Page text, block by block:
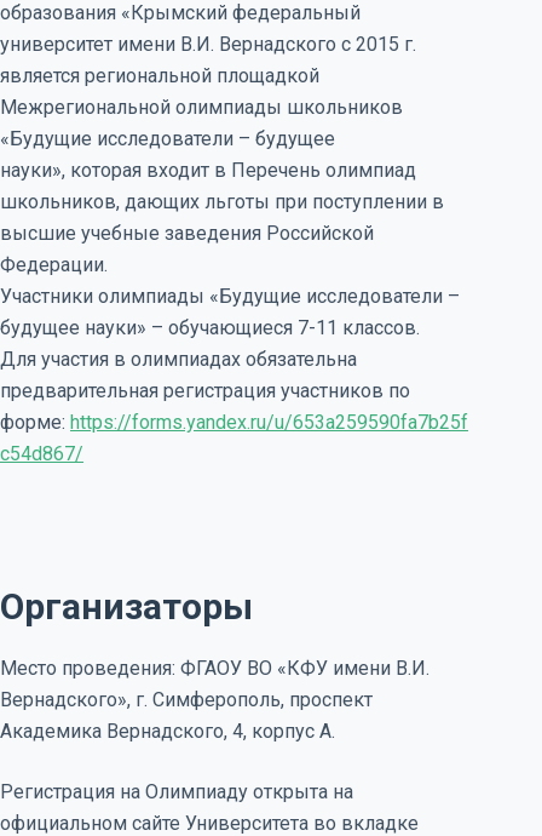
образования «Крымский федеральный
университет имени В.И. Вернадского с 2015 г.
является региональной площадкой
Межрегиональной олимпиады школьников
«Будущие исследователи – будущее
науки», которая входит в Перечень олимпиад
школьников, дающих льготы при поступлении в
высшие учебные заведения Российской
Федерации.
Участники олимпиады «Будущие исследователи –
будущее науки» – обучающиеся 7-11 классов.
Для участия в олимпиадах обязательна
предварительная регистрация участников по
форме: https://forms.yandex.ru/u/653a259590fa7b25f
c54d867/
Организаторы
Место проведения: ФГАОУ ВО «КФУ имени В.И.
Вернадского», г. Симферополь, проспект
Академика Вернадского, 4, корпус А.
Регистрация на Олимпиаду открыта на
официальном сайте Университета во вкладке